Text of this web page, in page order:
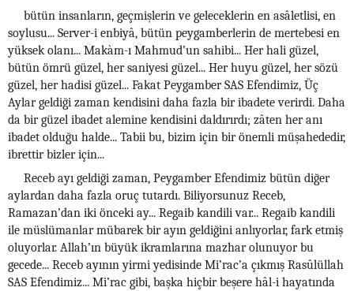
bütün insanların, geçmişlerin ve geleceklerin en asâletlisi, en
soylusu... Server-i enbiyâ, bütün peygamberlerin de mertebesi en
yüksek olanı... Makàm-ı Mahmud’un sahibi... Her hali güzel,
bütün ömrü güzel, her saniyesi güzel... Her huyu güzel, her sözü
güzel, her hadisi güzel... Fakat Peygamber SAS Efendimiz, Üç
Aylar geldiği zaman kendisini daha fazla bir ibadete verirdi. Daha
da bir güzel ibadet alemine kendisini daldırırdı; zâten her anı
ibadet olduğu halde... Tabii bu, bizim için bir önemli müşahededir,
ibrettir bizler için...
Receb ayı geldiği zaman, Peygamber Efendimiz bütün diğer
aylardan daha fazla oruç tutardı. Biliyorsunuz Receb,
Ramazan’dan iki önceki ay... Regaib kandili var... Regaib kandili
ile müslümanlar mübarek bir ayın geldiğini anlıyorlar, fark etmiş
oluyorlar. Allah’ın büyük ikramlarına mazhar olunuyor bu
gecede... Receb ayının yirmi yedisinde Mi’rac’a çıkmış Rasûlüllah
SAS Efendimiz... Mi’rac gibi, başka hiçbir beşere hâl-i hayatında